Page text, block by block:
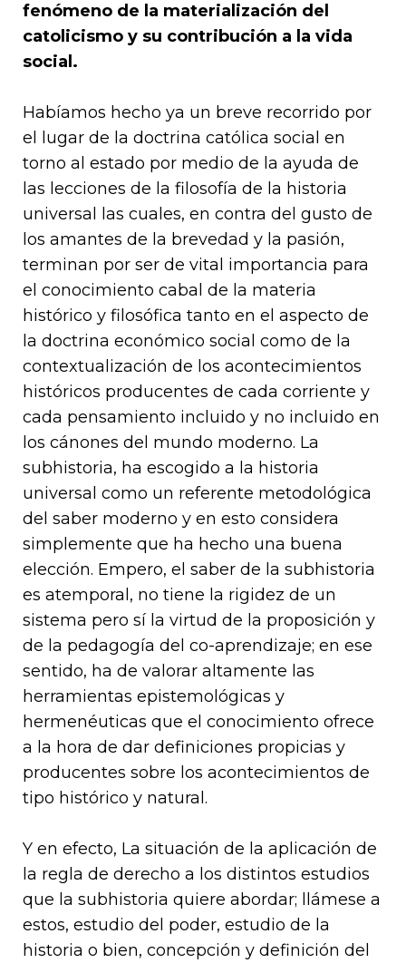
fenómeno de la materialización del
catolicismo y su contribución a la vida
social.
Habíamos hecho ya un breve recorrido por
el lugar de la doctrina católica social en
torno al estado por medio de la ayuda de
las lecciones de la filosofía de la historia
universal las cuales, en contra del gusto de
los amantes de la brevedad y la pasión,
terminan por ser de vital importancia para
el conocimiento cabal de la materia
histórico y filosófica tanto en el aspecto de
la doctrina económico social como de la
contextualización de los acontecimientos
históricos producentes de cada corriente y
cada pensamiento incluido y no incluido en
los cánones del mundo moderno. La
subhistoria, ha escogido a la historia
universal como un referente metodológica
del saber moderno y en esto considera
simplemente que ha hecho una buena
elección. Empero, el saber de la subhistoria
es atemporal, no tiene la rigidez de un
sistema pero sí la virtud de la proposición y
de la pedagogía del co-aprendizaje; en ese
sentido, ha de valorar altamente las
herramientas epistemológicas y
hermenéuticas que el conocimiento ofrece
a la hora de dar definiciones propicias y
producentes sobre los acontecimientos de
tipo histórico y natural.
Y en efecto, La situación de la aplicación de
la regla de derecho a los distintos estudios
que la subhistoria quiere abordar; llámese a
estos, estudio del poder, estudio de la
historia o bien, concepción y definición del